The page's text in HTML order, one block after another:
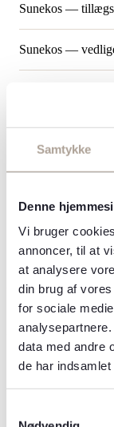
Samtykke
Denne
Vi bruger
annoncer, til at
at analysere
din brug af
for sociale
data med andre
de har
Sunekos —
Sunekos —
Sunekos Body —
Sunekos Body —
Sunekos Body —
(kurforløb)
Microneedling
område